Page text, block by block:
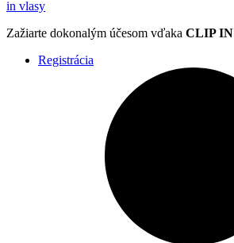
in vlasy
Zažiarte dokonalým účesom vďaka CLIP IN
Registrácia